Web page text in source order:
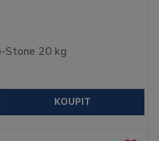
Stone 20 kg
KOUPIT